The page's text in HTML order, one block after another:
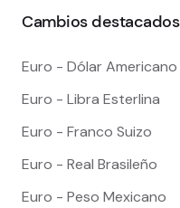
Cambios destacados
Euro - Dólar Americano
Euro - Libra Esterlina
Euro - Franco Suizo
Euro - Real Brasileño
Euro - Peso Mexicano